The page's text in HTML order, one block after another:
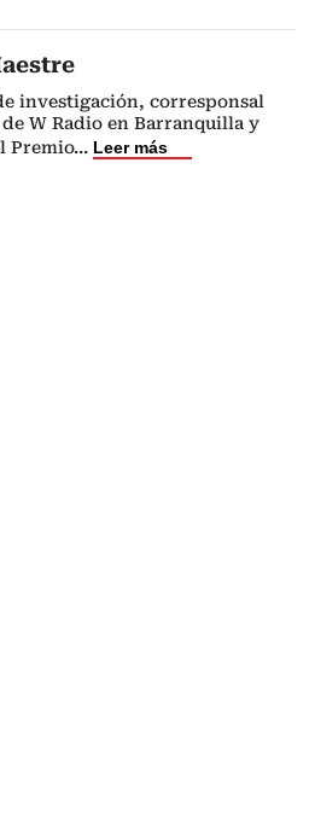
investigación, corresponsal
W Radio en Barranquilla y
Premio... Leer más